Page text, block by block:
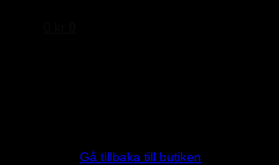
Gå tillbaka till butiken